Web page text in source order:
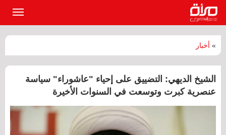
» أخبار
الشيخ الديهي: التضييق على إحياء "عاشوراء" سياسة
عنصرية كبرت وتوسعت في السنوات الأخيرة